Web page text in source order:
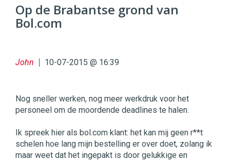
Commerce https://twinklemagazine.nl
9654
Op de Brabantse grond van
Bol.com
John 10-07-2015 @ 16:39
Nog sneller werken, nog meer werkdruk voor het
personeel om de moordende deadlines te halen.
Ik spreek hier als bol.com klant: het kan mij geen r**t
schelen hoe lang mijn bestelling er over doet, zolang ik
maar weet dat het ingepakt is door gelukkige en